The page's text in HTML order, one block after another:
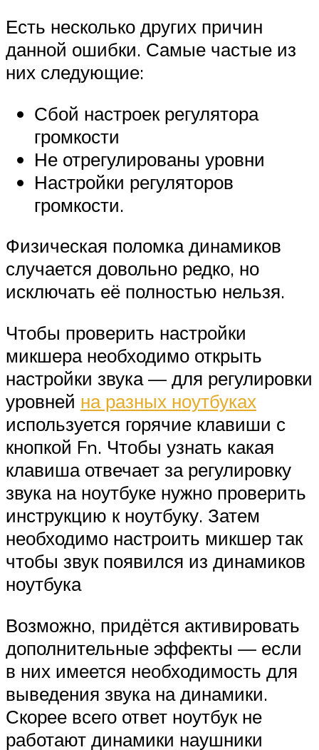
Есть несколько других причин
данной ошибки. Самые частые из
них следующие:
Сбой настроек регулятора
громкости
Не отрегулированы уровни
Настройки регуляторов
громкости.
Физическая поломка динамиков
случается довольно редко, но
исключать её полностью нельзя.
Чтобы проверить настройки
микшера необходимо открыть
настройки звука — для регулировки
уровней на разных ноутбуках
используется горячие клавиши с
кнопкой Fn. Чтобы узнать какая
клавиша отвечает за регулировку
звука на ноутбуке нужно проверить
инструкцию к ноутбуку. Затем
необходимо настроить микшер так
чтобы звук появился из динамиков
ноутбука
Возможно, придётся активировать
дополнительные эффекты — если
в них имеется необходимость для
выведения звука на динамики.
Скорее всего ответ ноутбук не
работают динамики наушники